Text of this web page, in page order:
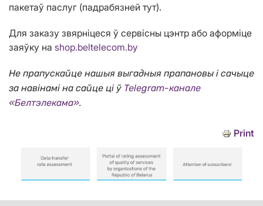
пакетаў паслуг (падрабязней тут).
Для заказу звярніцеся ў сервісны цэнтр або аформіце
заяўку на shop.beltelecom.by
Не прапускайце нашыя выгадныя прапановы і сачыце
за навінамі на сайце ці ў Telegram-канале
«Белтэлекама».
Print